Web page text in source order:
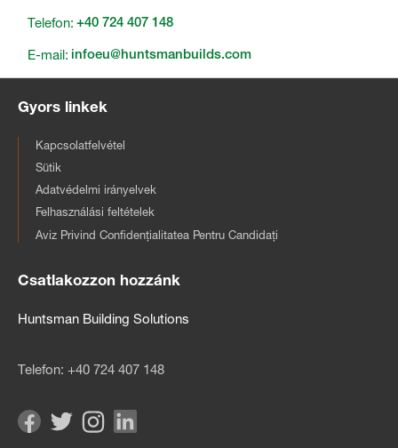
Telefon: +40 724 407 148
E-mail: infoeu@huntsmanbuilds.com
Gyors linkek
Kapcsolatfelvétel
Sütik
Adatvédelmi irányelvek
Felhasználási feltételek
Aviz Privind Confidențialitatea Pentru Candidați
Csatlakozzon hozzánk
Huntsman Building Solutions
Telefon: +40 724 407 148